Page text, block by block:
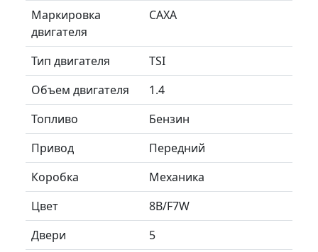
Маркировка
двигателя
CAXA
Тип двигателя
TSI
Объем двигателя
1.4
Топливо
Бензин
Привод
Передний
Коробка
Механика
Цвет
8B/F7W
Двери
5